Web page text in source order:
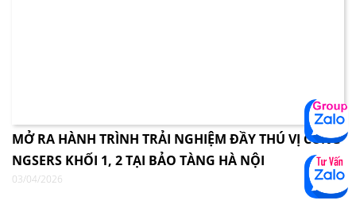
MỞ RA HÀNH TRÌNH TRẢI NGHIỆM ĐẦY THÚ VỊ CÙNG
NGSERS KHỐI 1, 2 TẠI BẢO TÀNG HÀ NỘI
03/04/2026